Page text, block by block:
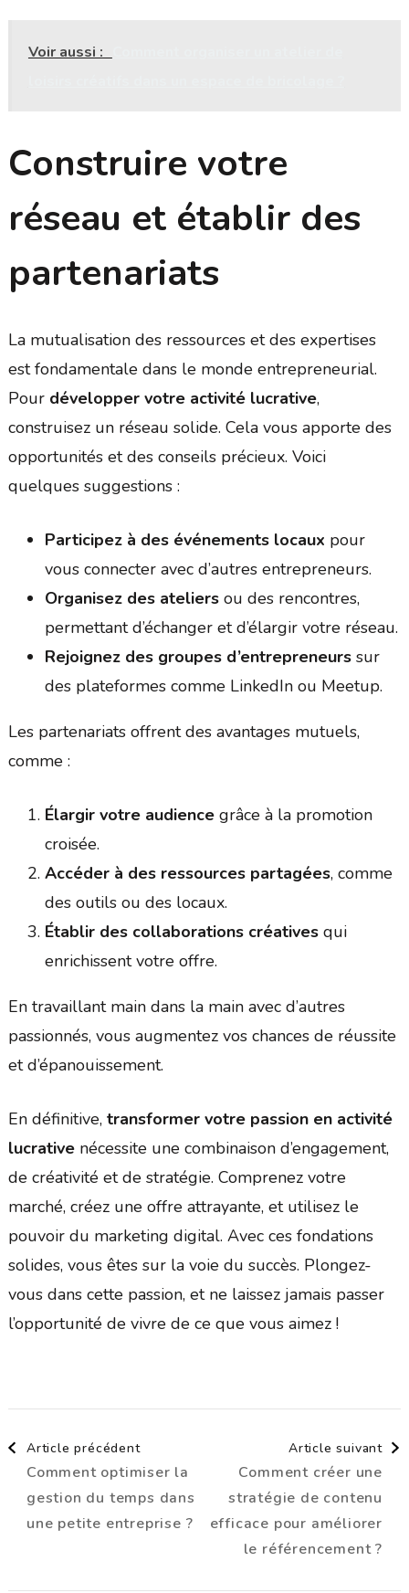
Voir aussi :
Construire votre
réseau et établir des
partenariats
La mutualisation des ressources et des expertises
est fondamentale dans le monde entrepreneurial.
Pour développer votre activité lucrative,
construisez un réseau solide. Cela vous apporte des
opportunités et des conseils précieux. Voici
quelques suggestions :
Participez à des événements locaux pour
vous connecter avec d’autres entrepreneurs.
Organisez des ateliersou des rencontres,
permettant d’échanger et d’élargir votre réseau.
Rejoignez des groupes d’entrepreneurssur
des plateformes comme LinkedIn ou Meetup.
Les partenariats offrent des avantages mutuels,
comme :
Élargir votre audiencegrâce à la promotion
croisée.
Accéder à des ressources partagées, comme
des outils ou des locaux.
Établir des collaborations créativesqui
enrichissent votre offre.
En travaillant main dans la main avec d’autres
passionnés, vous augmentez vos chances de réussite
et d’épanouissement.
En définitive, transformer votre passion en activité
lucrativenécessite une combinaison d’engagement,
de créativité et de stratégie. Comprenez votre
marché, créez une offre attrayante, et utilisez le
pouvoir du marketing digital. Avec ces fondations
solides, vous êtes sur la voie du succès. Plongez-
vous dans cette passion, et ne laissez jamais passer
l’opportunité de vivre de ce que vous aimez !
Navigation
d'article
Article précédent
Comment optimiser la
gestion du temps dans
une petite entreprise ?
Article suivant
Comment créer une
stratégie de contenu
efficace pour améliorer
le référencement ?